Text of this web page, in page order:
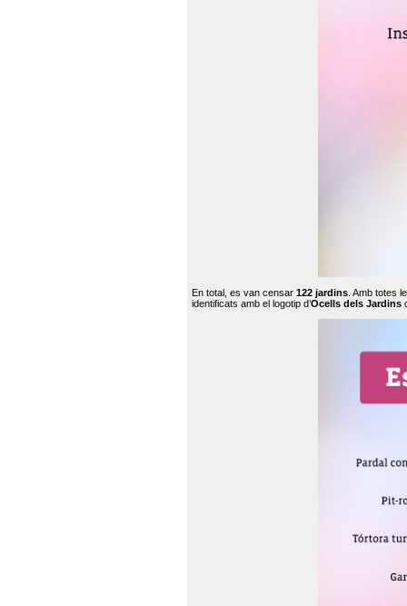
En total, es van censar 122 jardins . Amb totes
identificats amb el logotip d’Ocells dels Jardins